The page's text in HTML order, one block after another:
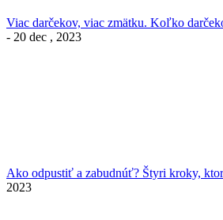
Viac darčekov, viac zmätku. Koľko
- 20 dec , 2023
Ako odpustiť a zabudnúť? Štyri kroky,
2023